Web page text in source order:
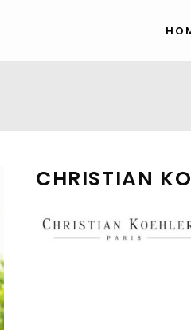
CHRISTIAN